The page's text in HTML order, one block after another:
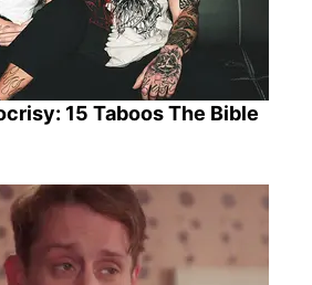
15 Taboos The Bible